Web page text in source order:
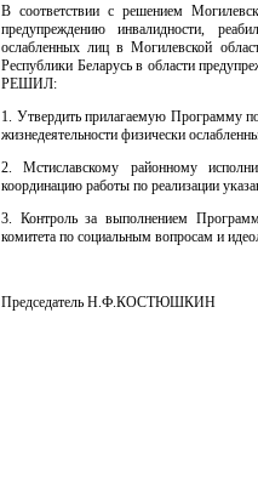
В соответствии с решением
предупреждению инвалидности,
ослабленных лиц в Могилевской
Республики Беларусь в области
РЕШИЛ:
1. Утвердить прилагаемую Программу
жизнедеятельности физически
2. Мстиславскому районному
координацию работы по реализации
3. Контроль за выполнением
комитета по социальным вопросам и
Председатель Н.Ф.КОСТЮШКИН